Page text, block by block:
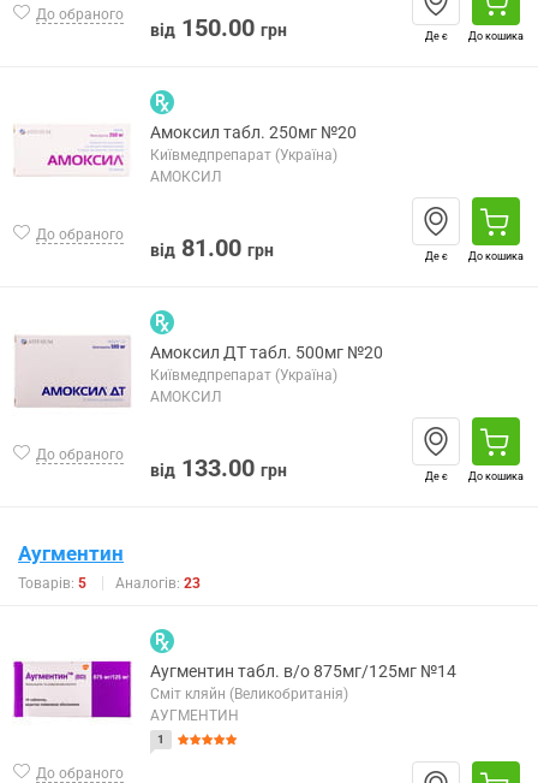
До обраного
від 150.00 грн Де є До кошика
До обраного
Амоксил табл. 250мг №20
Київмедпрепарат (Україна)
АМОКСИЛ
від 81.00 грн Де є До кошика
До обраного
Амоксил ДТ табл. 500мг №20
Київмедпрепарат (Україна)
АМОКСИЛ
від 133.00 грн Де є До кошика
Аугментин
Товарів: 5 Аналогів: 23
До обраного
Аугментин табл. в/о 875мг/125мг №14
Сміт кляйн (Великобританія)
АУГМЕНТИН
1